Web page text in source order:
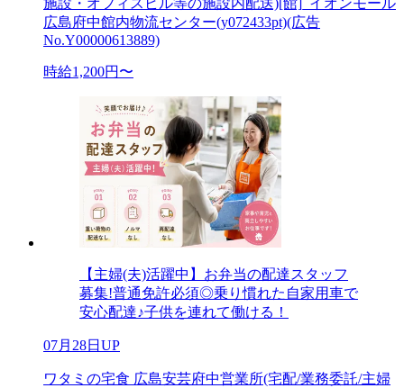
施設・オフィスビル等の施設内配送)[館]_イオンモール
広島府中館内物流センター(y072433pt)(広告
No.Y00000613889)
時給1,200円〜
【主婦(夫)活躍中】お弁当の配達スタッフ
募集!普通免許必須◎乗り慣れた自家用車で
安心配達♪子供を連れて働ける！
07月28日UP
ワタミの宅食 広島安芸府中営業所(宅配/業務委託/主婦